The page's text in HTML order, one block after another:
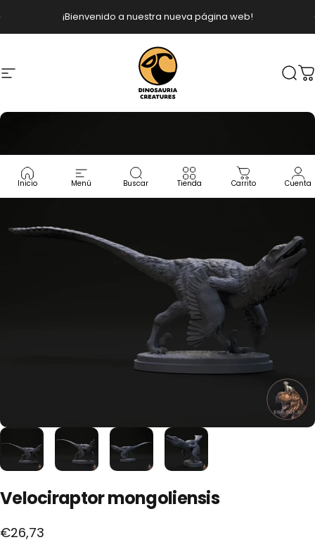
¡Bienvenido a nuestra nueva página web!
diapositivas pausa
Navegación Dinosauria Creatures
Inicio Menú Buscar Tienda Carrito Cuenta
Velociraptormongoliensis
€26,73